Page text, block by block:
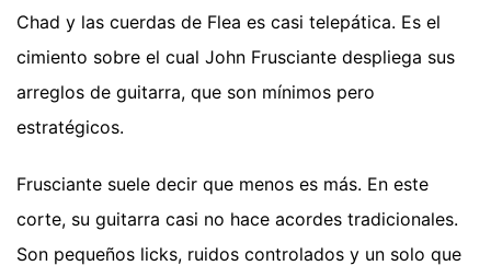
Chad y las cuerdas de Flea es casi telepática. Es el
cimiento sobre el cual John Frusciante despliega sus
arreglos de guitarra, que son mínimos pero
estratégicos.
Frusciante suele decir que menos es más. En este
corte, su guitarra casi no hace acordes tradicionales.
Son pequeños licks, ruidos controlados y un solo que